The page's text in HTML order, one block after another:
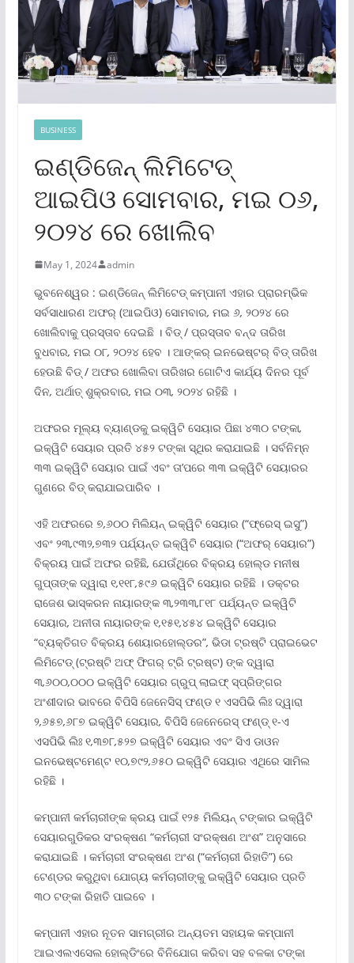
BUSINESS
ଇଣ୍ଡିଜେନ୍ ଲିମିଟେଡ୍
ଆଇପିଓ ସୋମବାର, ମଇ ୦୬,
୨୦୨୪ ରେ ଖୋଲିବ
May 1, 2024 admin
ଭୁବନେଶ୍ୱର : ଇଣ୍ଡିଜେନ୍ ଲିମିଟେଡ୍ କମ୍ପାନୀ ଏହାର ପ୍ରାରମ୍ଭିକ
ସର୍ବସାଧାରଣ ଅଫର୍ (ଆଇପିଓ) ସୋମବାର, ମଇ ୬, ୨୦୨୪ ରେ
ଖୋଲିବାକୁ ପ୍ରସ୍ତାବ ଦେଇଛି । ବିଡ୍ / ପ୍ରସ୍ତାବ ବନ୍ଦ ତାରିଖ
ବୁଧବାର, ମଇ ୦୮, ୨୦୨୪ ହେବ । ଆଙ୍କର୍ ଇନଭେଷ୍ଟର୍ ବିଡ୍ ତାରିଖ
ହେଉଛି ବିଡ୍ / ଅଫର ଖୋଲିବା ତାରିଖର ଗୋଟିଏ କାର୍ଯ୍ୟ ଦିନର ପୂର୍ବ
ଦିନ, ଅର୍ଥାତ୍ ଶୁକ୍ରବାର, ମଇ ୦୩, ୨୦୨୪ ରହିଛି ।
ଅଫରର ମୂଲ୍ୟ ବ୍ୟାଣ୍ଡକୁ ଇକ୍ୱିଟି ସେୟାର ପିଛା ୪୩୦ ଟଙ୍କା,
ଇକ୍ୱିଟି ସେୟାର ପ୍ରତି ୪୫୨ ଟଙ୍କା ସ୍ଥିର କରାଯାଇଛି । ସର୍ବନିମ୍ନ
୩୩ ଇକ୍ୱିଟି ସେୟାର ପାଇଁ ଏବଂ ତା’ପରେ ୩୩ ଇକ୍ୱିଟି ସେୟାରର
ଗୁଣରେ ବିଡ୍ କରାଯାଇପାରିବ ।
ଏହି ଅଫରରେ ୭,୬୦୦ ମିଲିୟନ୍ ଇକ୍ୱିଟି ସେୟାର (“ଫ୍ରେସ୍ ଇସୁ”)
ଏବଂ ୨୩,୯୩୨,୭୩୨ ପର୍ଯ୍ୟନ୍ତ ଇକ୍ୱିଟି ସେୟାର (“ଅଫର୍ ସେୟାର”)
ବିକ୍ରୟ ପାଇଁ ଅଫର ରହିଛି, ଯେଉଁଥିରେ ବିକ୍ରୟ ହୋଲ୍ଡ ମନୀଷ
ଗୁପ୍ତାଙ୍କ ଦ୍ୱାରା ୧,୧୧୮,୫୯୬ ଇକ୍ୱିଟି ସେୟାର ରହିଛି । ଡକ୍ଟର
ରାଜେଶ ଭାସ୍କରନ ନାୟାରଙ୍କ ୩,୨୩୩,୮୧୮ ପର୍ଯ୍ୟନ୍ତ ଇକ୍ୱିଟି
ସେୟାର, ଅନୀତା ନାୟାରଙ୍କ ୧,୧୫୧,୪୫୪ ଇକ୍ୱିଟି ସେୟାର
“ବ୍ୟକ୍ତିଗତ ବିକ୍ରୟ ଶେୟାରହୋଲ୍ଡର”, ଭିଡା ଟ୍ରଷ୍ଟି ପ୍ରାଇଭେଟ
ଲିମିଟେଡ୍ (ଟ୍ରଷ୍ଟି ଅଫ୍ ଫିଗର୍ ଟ୍ରି ଟ୍ରଷ୍ଟ) ଙ୍କ ଦ୍ୱାରା
୩,୬୦୦,୦୦୦ ଇକ୍ୱିଟି ସେୟାର ଗ୍ରୁପ୍ ଲାଇଫ୍ ସ୍ପ୍ରିଙ୍ଗର
ଅଂଶୀଦାର ଭାବରେ ବିପିସି ଜେନେସିସ୍ ଫଣ୍ଡ ୧ ଏସପିଭି ଲିଃ ଦ୍ୱାରା
୨,୬୫୭,୬୮୭ ଇକ୍ୱିଟି ସେୟାର, ବିପିସି ଜେନେରେସ୍ ଫଣ୍ଡ୍ ୧-ଏ
ଏସପିଭି ଲିଃ ୧,୩୭୮,୫୨୭ ଇକ୍ୱିଟି ସେୟାର ଏବଂ ସିଏ ଡାଓନ
ଇନଭେଷ୍ଟମେଣ୍ଟ ୧୦,୭୯୨,୬୫୦ ଇକ୍ୱିଟି ସେୟାର ଏଥିରେ ସାମିଲ
ରହିଛି ।
କମ୍ପାନୀ କର୍ମଚାରୀଙ୍କ କ୍ରୟ ପାଇଁ ୧୨୫ ମିଲିୟନ୍ ଟଙ୍କାର ଇକ୍ୱିଟି
ସେୟାରଗୁଡିକର ସଂରକ୍ଷଣ “କର୍ମଚାରୀ ସଂରକ୍ଷଣ ଅଂଶ” ଅନୁସାରେ
କରାଯାଇଛି । କର୍ମଚାରୀ ସଂରକ୍ଷଣ ଅଂଶ (“କର୍ମଚାରୀ ରିହାତି”) ରେ
ଟେଣ୍ଡର କରୁଥିବା ଯୋଗ୍ୟ କର୍ମଚାରୀଙ୍କୁ ଇକ୍ୱିଟି ସେୟାର ପ୍ରତି
୩୦ ଟଙ୍କା ରିହାତି ପାଇବେ ।
କମ୍ପାନୀ ଏହାର ନୂତନ ସାମଗ୍ରୀର ଅନ୍ୟତମ ସହାୟକ କମ୍ପାନୀ
ଆଇଏଲଏସେଲ ହୋଲ୍ଡିଂରେ ବିନିଯୋଗ କରିବା ସହ ବଳକା ଟଙ୍କା